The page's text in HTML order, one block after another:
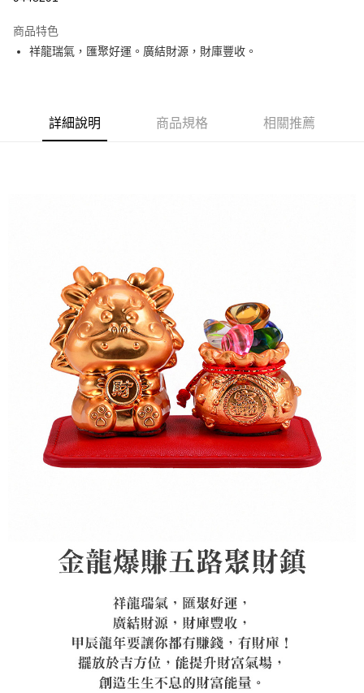
商品特色
祥龍瑞氣，匯聚好運。廣結財源，財庫豐收。
詳細說明 商品規格 相關推薦